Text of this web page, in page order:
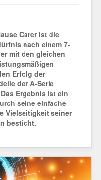
Carer ist die
nach einem 7-
mit den gleichen
Erfolg der
der A-Serie
Ergebnis ist ein
seine einfache
Vielseitigkeit seiner
besticht.